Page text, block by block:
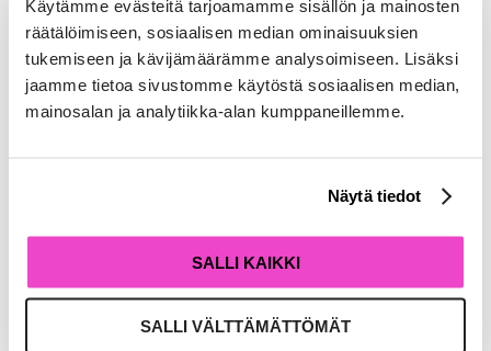
Käytämme evästeitä tarjoamamme sisällön ja mainosten
räätälöimiseen, sosiaalisen median ominaisuuksien
tukemiseen ja kävijämäärämme analysoimiseen. Lisäksi
jaamme tietoa sivustomme käytöstä sosiaalisen median,
mainosalan ja analytiikka-alan kumppaneillemme.
Näytä tiedot
SALLI KAIKKI
SALLI VÄLTTÄMÄTTÖMÄT
lomakkeella tai olemalla yhteydessä suoraan myyntiimme:
050 375 8761|myynti@ratinki.fi
*
Sähköposti